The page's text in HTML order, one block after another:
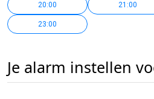
20:00 21:00
23:00
Je alarm instellen